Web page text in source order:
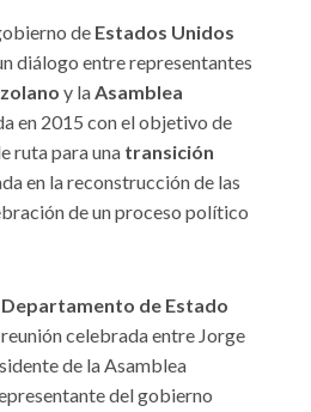
de Estados Unidos
diálogo entre representantes
y laAsamblea
en 2015 con el objetivo de
ruta para una transición
en la reconstrucción de las
de un proceso político
Departamento de Estado
celebrada entre Jorge
de la Asamblea
del gobierno